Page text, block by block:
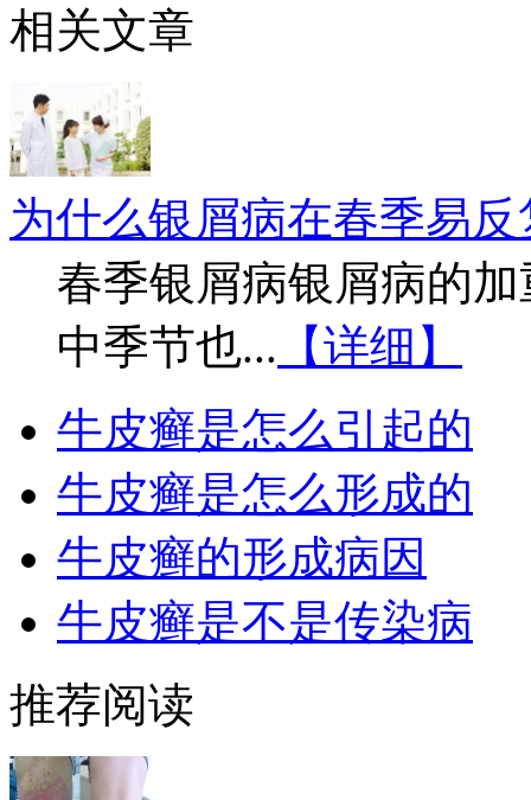
相关文章
为什么银屑病在春季易反
春季银屑病银屑病的
中季节也... 【详细】
牛皮癣是怎么引起的
牛皮癣是怎么形成的
牛皮癣的形成病因
牛皮癣是不是传染病
推荐阅读